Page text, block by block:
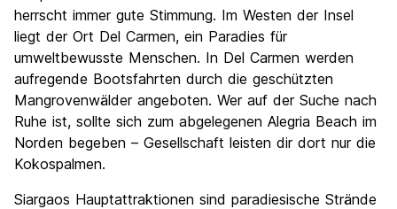
herrscht immer gute Stimmung. Im Westen der Insel
liegt der Ort Del Carmen, ein Paradies für
umweltbewusste Menschen. In Del Carmen werden
aufregende Bootsfahrten durch die geschützten
Mangrovenwälder angeboten. Wer auf der Suche nach
Ruhe ist, sollte sich zum abgelegenen Alegria Beach im
Norden begeben – Gesellschaft leisten dir dort nur die
Kokospalmen.
Siargaos Hauptattraktionen sind paradiesische Strände